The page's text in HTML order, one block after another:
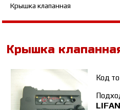
Крышка клапанная
Крышка
Код
LIFAN